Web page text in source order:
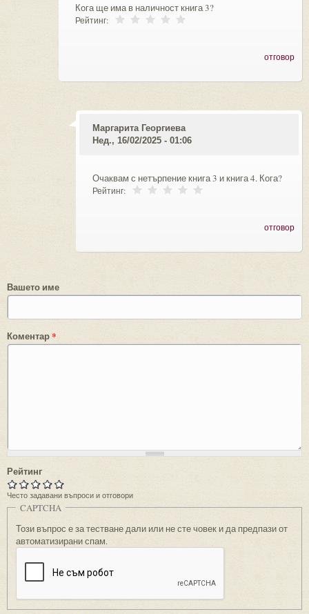
Кога ще има в наличност книга 3?
Рейтинг:
отговор
Маргарита Георгиева
Нед., 16/02/2025 - 01:06
Очаквам с нетърпение книга 3 и книга 4. Кога?
Рейтинг:
отговор
Вашето име
Коментар*
Рейтинг
Често задавани въпроси и отговори
CAPTCHA
Този въпрос е за тестване дали или не сте човек и да предпази от
автоматизирани спам.